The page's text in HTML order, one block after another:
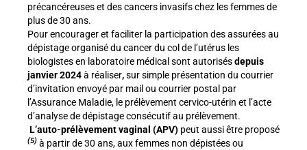
précancéreuses et des cancers invasifs chez les femmes de
plus de 30 ans.
Pour encourager et faciliter la participation des assurées au
dépistage organisé du cancer du col de l’utérus les
biologistes en laboratoire médical sont autorisésdepuis
janvier 2024à réaliser,sur simple présentation du courrier
d’invitation envoyé par mail ou courrier postal par
l’Assurance Maladie, le prélèvement cervico-utérin et l’acte
d’analyse de dépistageconsécutif au prélèvement.
L’auto-prélèvement vaginal (APV) peut aussi être proposé
(5) à partir de 30 ans, aux femmes non dépistées ou